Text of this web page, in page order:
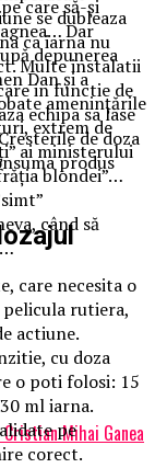
care să-și
Dar
depunerea
Dan și a
amenințările
extrem de
ai ministerului
blondei”…
când să
Mihai Ganea
se dubleaza
ca iarna nu
Multe instalatii
in functie de
echipa sa lase
de doza
produs
care necesita o
pelicula rutiera,
actiune.
cu doza
o poti folosi: 15
ml iarna.
pe
corect.